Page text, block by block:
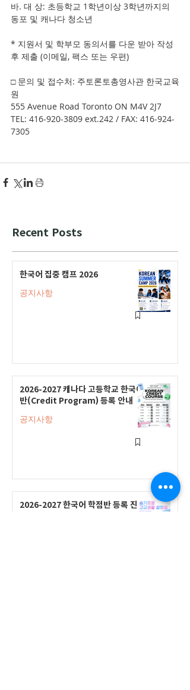
바. 대 상: 초등학교 1학년이상 3학년까지의
동포 및 캐나다 청소년
* 지원서 및 학부모 동의서를 다운 받아 작성
후 제출 (이메일, 팩스 또는 우편)
□ 문의 및 접수처: 주토론토총영사관 한국교육
원
555 Avenue Road Toronto ON M4V 2J7
TEL: 416-920-3809 ext.242 / FAX: 416-924-
7305
Recent Posts
한국어 집중 캠프 2026
공지사항
2026-2027 캐나다 고등학교 한국어
반(Credit Program) 등록 안내
공지사항
2026-2027 한국어 학점반 등록 진